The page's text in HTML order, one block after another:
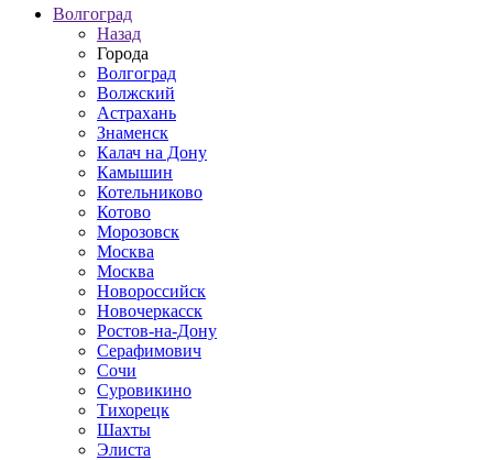
Волгоград
Назад
Города
Волгоград
Волжский
Астрахань
Знаменск
Калач на Дону
Камышин
Котельниково
Котово
Морозовск
Москва
Москва
Новороссийск
Новочеркасск
Ростов-на-Дону
Серафимович
Сочи
Суровикино
Тихорецк
Шахты
Элиста